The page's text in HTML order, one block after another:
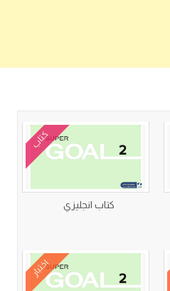
كتاب
كتاب انجليزي
اختبار